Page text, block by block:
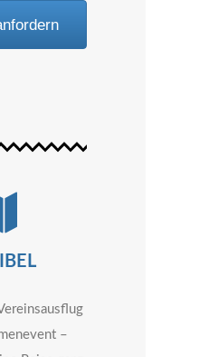
–